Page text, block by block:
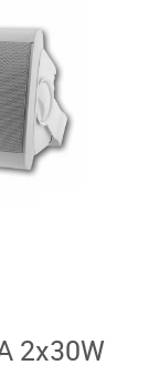
2x30W